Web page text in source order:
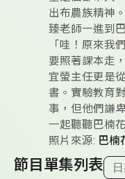
出布農族精神
臻老師一進到
「哇！原來我
要照著課本走
宜螢主任更是
書。實驗教育
事，但他們謙
一起聽聽巴楠
照片來源: 巴楠
節目單集列表